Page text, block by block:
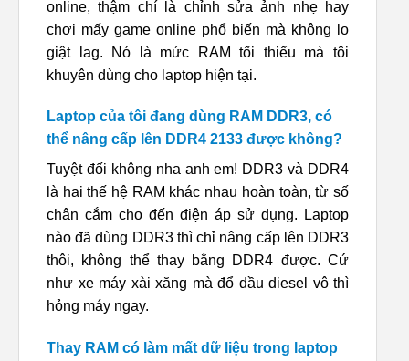
online, thậm chí là chỉnh sửa ảnh nhẹ hay
chơi mấy game online phổ biến mà không lo
giật lag. Nó là mức RAM tối thiểu mà tôi
khuyên dùng cho laptop hiện tại.
Laptop của tôi đang dùng RAM DDR3, có
thể nâng cấp lên DDR4 2133 được không?
Tuyệt đối không nha anh em! DDR3 và DDR4
là hai thế hệ RAM khác nhau hoàn toàn, từ số
chân cắm cho đến điện áp sử dụng. Laptop
nào đã dùng DDR3 thì chỉ nâng cấp lên DDR3
thôi, không thể thay bằng DDR4 được. Cứ
như xe máy xài xăng mà đổ dầu diesel vô thì
hỏng máy ngay.
Thay RAM có làm mất dữ liệu trong laptop